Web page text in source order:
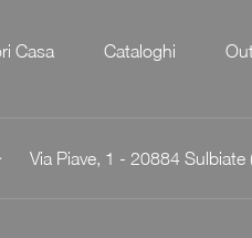
Casa Cataloghi
Via Piave, 1 - 20884 Sulbiate